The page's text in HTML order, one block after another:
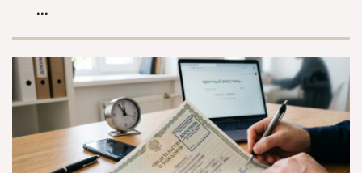
бизнеса, критерии упрощенной процедуры и
...